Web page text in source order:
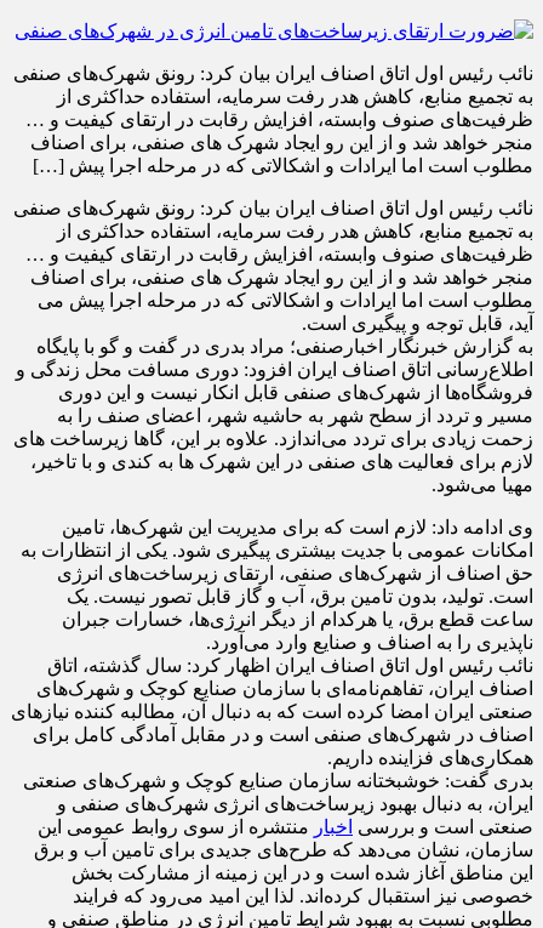
نائب رئیس اول اتاق اصناف ایران بیان کرد: رونق شهرک‌های صنفی
به تجمیع منابع، کاهش هدر رفت سرمایه، استفاده حداکثری از
ظرفیت‌های صنوف وابسته، افزایش رقابت در ارتقای کیفیت و …
منجر خواهد شد و از این رو ایجاد شهرک های صنفی، برای اصناف
مطلوب است اما ایرادات و اشکالاتی که در مرحله اجرا پیش […]
نائب رئیس اول اتاق اصناف ایران بیان کرد: رونق شهرک‌های صنفی
به تجمیع منابع، کاهش هدر رفت سرمایه، استفاده حداکثری از
ظرفیت‌های صنوف وابسته، افزایش رقابت در ارتقای کیفیت و …
منجر خواهد شد و از این رو ایجاد شهرک های صنفی، برای اصناف
مطلوب است اما ایرادات و اشکالاتی که در مرحله اجرا پیش می
آید، قابل توجه و پیگیری است.
به گزارش خبرنگار اخبارصنفی؛ مراد بدری در گفت و گو با پایگاه
اطلاع‌رسانی اتاق اصناف ایران افزود: دوری مسافت محل زندگی و
فروشگاه‌ها از شهرک‌های صنفی قابل انکار نیست و این دوری
مسیر و تردد از سطح شهر به حاشیه شهر، اعضای صنف را به
زحمت زیادی برای تردد می‌اندازد. علاوه بر این، گاها زیرساخت های
لازم برای فعالیت های صنفی در این شهرک ها به کندی و با تاخیر،
مهیا می‌شود.
وی ادامه داد: لازم است که برای مدیریت این شهرک‌ها، تامین
امکانات عمومی با جدیت بیشتری پیگیری شود. یکی از انتظارات به
حق اصناف از شهرک‌های صنفی، ارتقای زیرساخت‌های انرژی
است. تولید، بدون تامین برق، آب و گاز قابل تصور نیست. یک
ساعت قطع برق، یا هرکدام از دیگر انرژی‌ها، خسارات جبران
ناپذیری را به اصناف و صنایع وارد می‌آورد.
نائب رئیس اول اتاق اصناف ایران اظهار کرد: سال گذشته، اتاق
اصناف ایران، تفاهم‌نامه‌ای با سازمان صنایع کوچک و شهرک‌های
صنعتی ایران امضا کرده است که به دنبال آن، مطالبه کننده نیازهای
اصناف در شهرک‌های صنفی است و در مقابل آمادگی کامل برای
همکاری‌های فزاینده داریم.
بدری گفت: خوشبختانه سازمان صنایع کوچک و شهرک‌های صنعتی
ایران، به دنبال بهبود زیرساخت‌های انرژی شهرک‌های صنفی و
صنعتی است و بررسی اخبار منتشره از سوی روابط عمومی این
سازمان، نشان می‌دهد که طرح‌های جدیدی برای تامین آب و برق
این مناطق آغاز شده است و در این زمینه از مشارکت بخش
خصوصی نیز استقبال کرده‌اند. لذا این امید می‌رود که فرایند
مطلوبی نسبت به بهبود شرایط تامین انرژی در مناطق صنفی و